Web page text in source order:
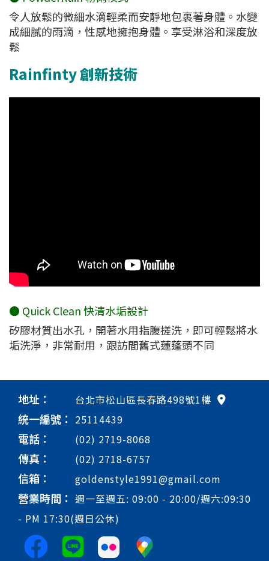
令人放鬆的微細水滴輕柔而安靜地包裹著身體。水變
成細膩的雨滴，性感地擁抱身體。享受淋浴和深度放
鬆
Rainfinty 創新技術
● Quick Clean 快清水垢設計
矽膠材質出水孔，開著水用指腹搓洗，即可輕鬆將水
垢洗淨，非常耐用，跟訪間舊式蓮蓬頭不同
地址： 台北市松山區長春路498號1樓
統一編號： 25114439
電話： (02) 2719-8068
傳真： (02) 2718-6757
信箱： goldenstyle1991@gmail.com
營業時間： 週一至週五: 09:00 - 20:00/週六:09:30
- PM 17:30(週日公休)